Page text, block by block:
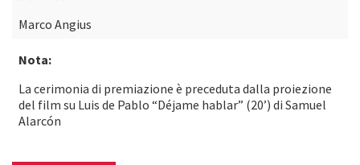
Marco Angius
Nota:
La cerimonia di premiazione è preceduta dalla proiezione
del film su Luis de Pablo “Déjame hablar” (20’) di Samuel
Alarcón